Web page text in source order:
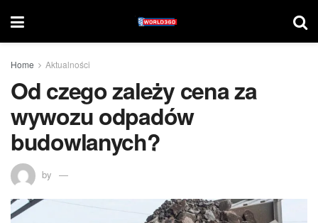
Home Aktualności
Od czego zależy cena za
wywozu odpadów
budowlanych?
by